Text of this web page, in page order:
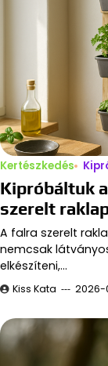
Kertészkedés
Kipróbáltuk
szerelt
A falra szerelt
nemcsak
elkészíteni,…
Kiss Kata